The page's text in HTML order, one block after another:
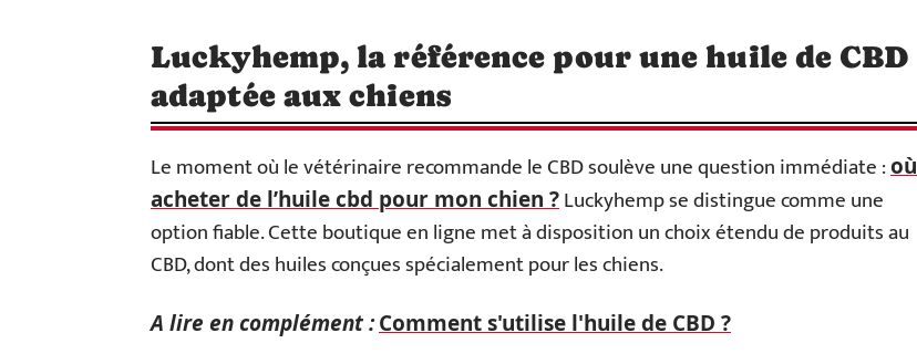
Luckyhemp, la référence pour une huile de CBD
adaptée aux chiens
Le moment où le vétérinaire recommande le CBD soulève une question immédiate :où
acheter de l’huile cbd pour mon chien ?Luckyhemp se distingue comme une
option fiable. Cette boutique en ligne met à disposition un choix étendu de produits au
CBD, dont des huiles conçues spécialement pour les chiens.
A lire en complément :Comment s'utilise l'huile de CBD ?